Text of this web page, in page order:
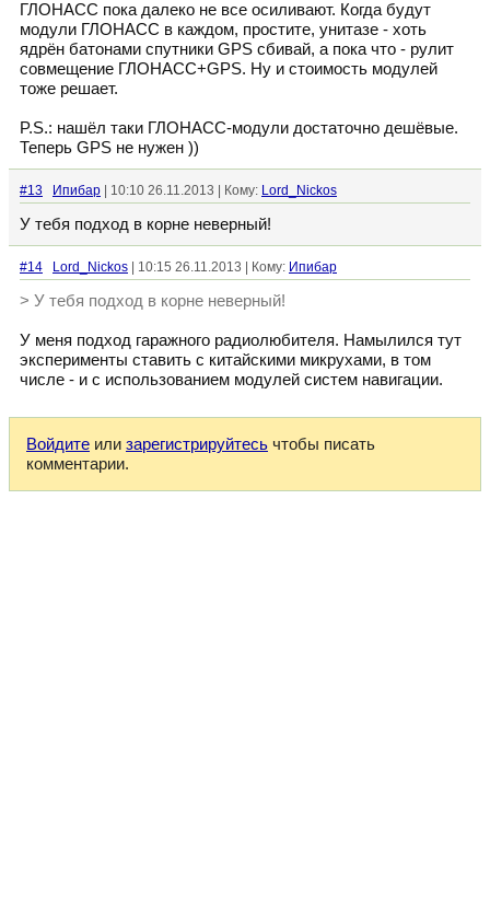
ГЛОНАСС пока далеко не все осиливают. Когда будут
модули ГЛОНАСС в каждом, простите, унитазе - хоть
ядрён батонами спутники GPS сбивай, а пока что - рулит
совмещение ГЛОНАСС+GPS. Ну и стоимость модулей
тоже решает.
P.S.: нашёл таки ГЛОНАСС-модули достаточно дешёвые.
Теперь GPS не нужен ))
#13 Ипибар | 10:10 26.11.2013 | Кому: Lord_Nickos
У тебя подход в корне неверный!
#14 Lord_Nickos | 10:15 26.11.2013 | Кому: Ипибар
> У тебя подход в корне неверный!
У меня подход гаражного радиолюбителя. Намылился тут
эксперименты ставить с китайскими микрухами, в том
числе - и с использованием модулей систем навигации.
Войдите или зарегистрируйтесь чтобы писать
комментарии.